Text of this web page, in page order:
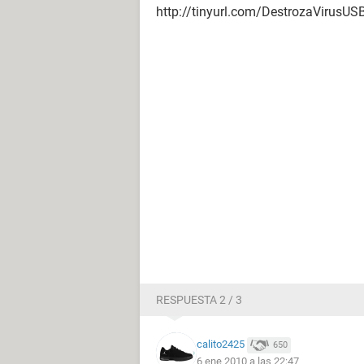
http://tinyurl.com/
RESPUESTA 2 / 3
calito2425 650
6 ene 2010 a las 22:47